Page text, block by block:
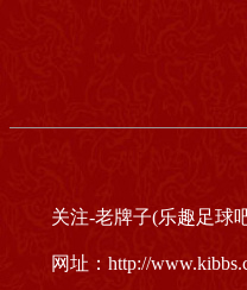
关注-老牌子(乐趣足球
网址：http://